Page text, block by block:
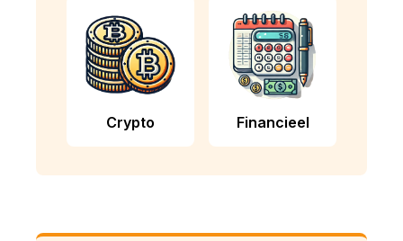
Crypto Financieel